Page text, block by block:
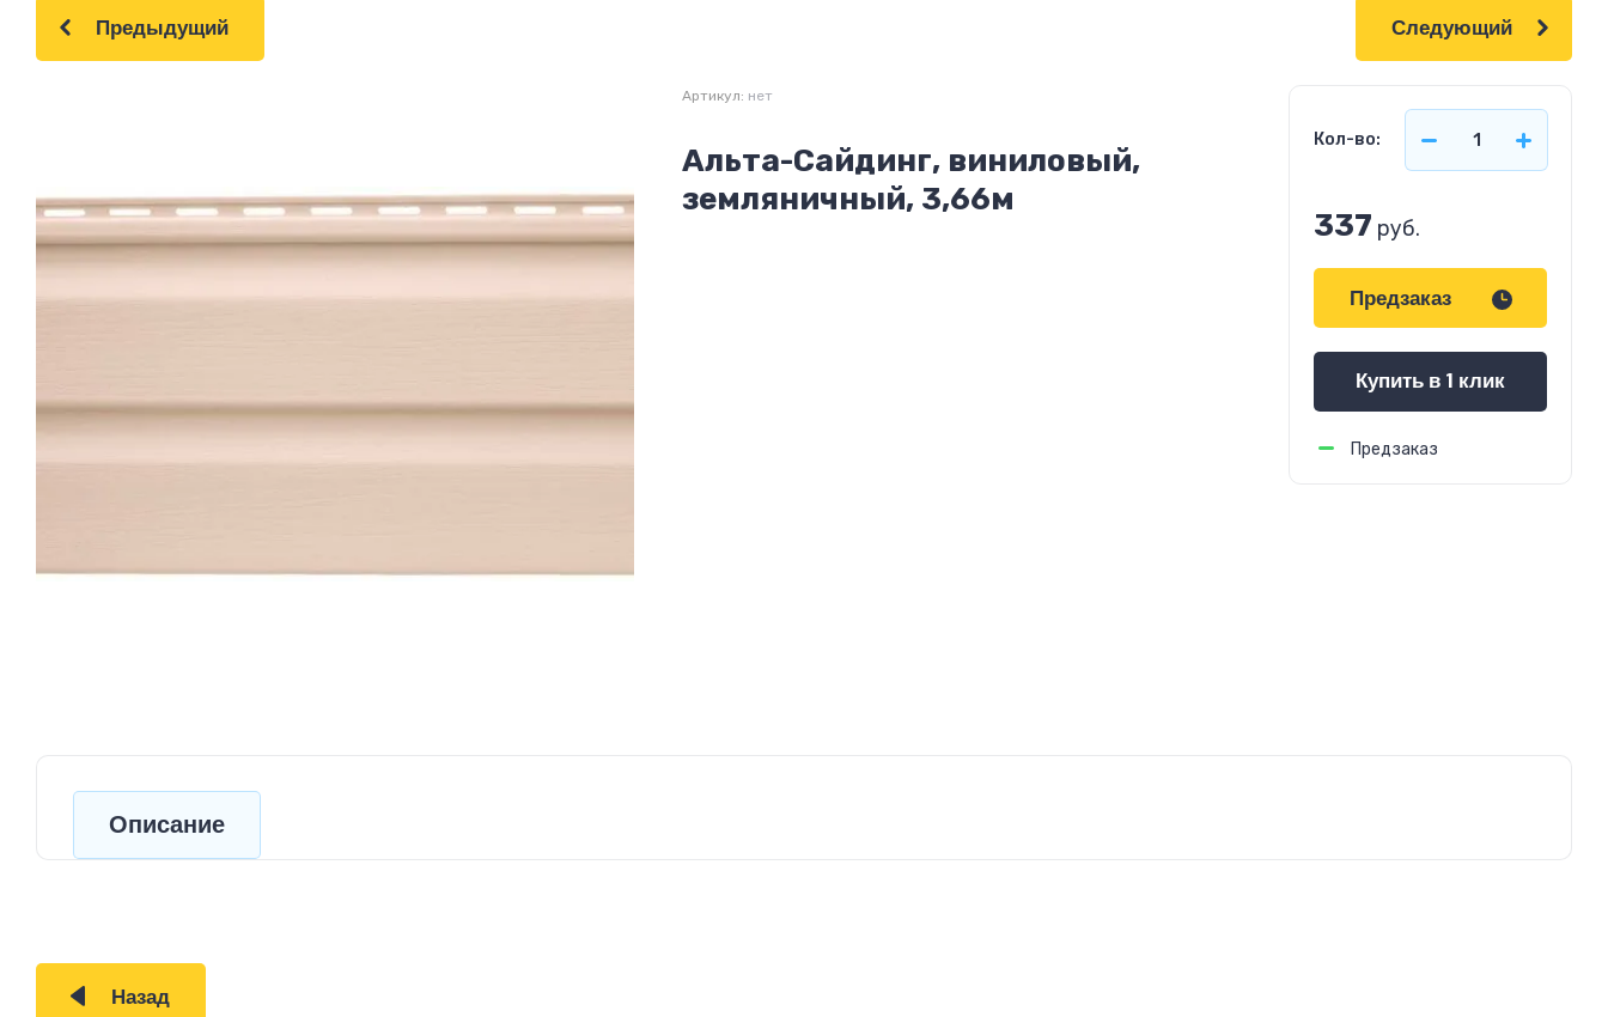
Предыдущий Следующий
Артикул: нет
Альта-Сайдинг, виниловый,
земляничный, 3,66м
Кол-во:
337 руб.
Предзаказ
Купить в 1 клик
Предзаказ
Описание
Назад